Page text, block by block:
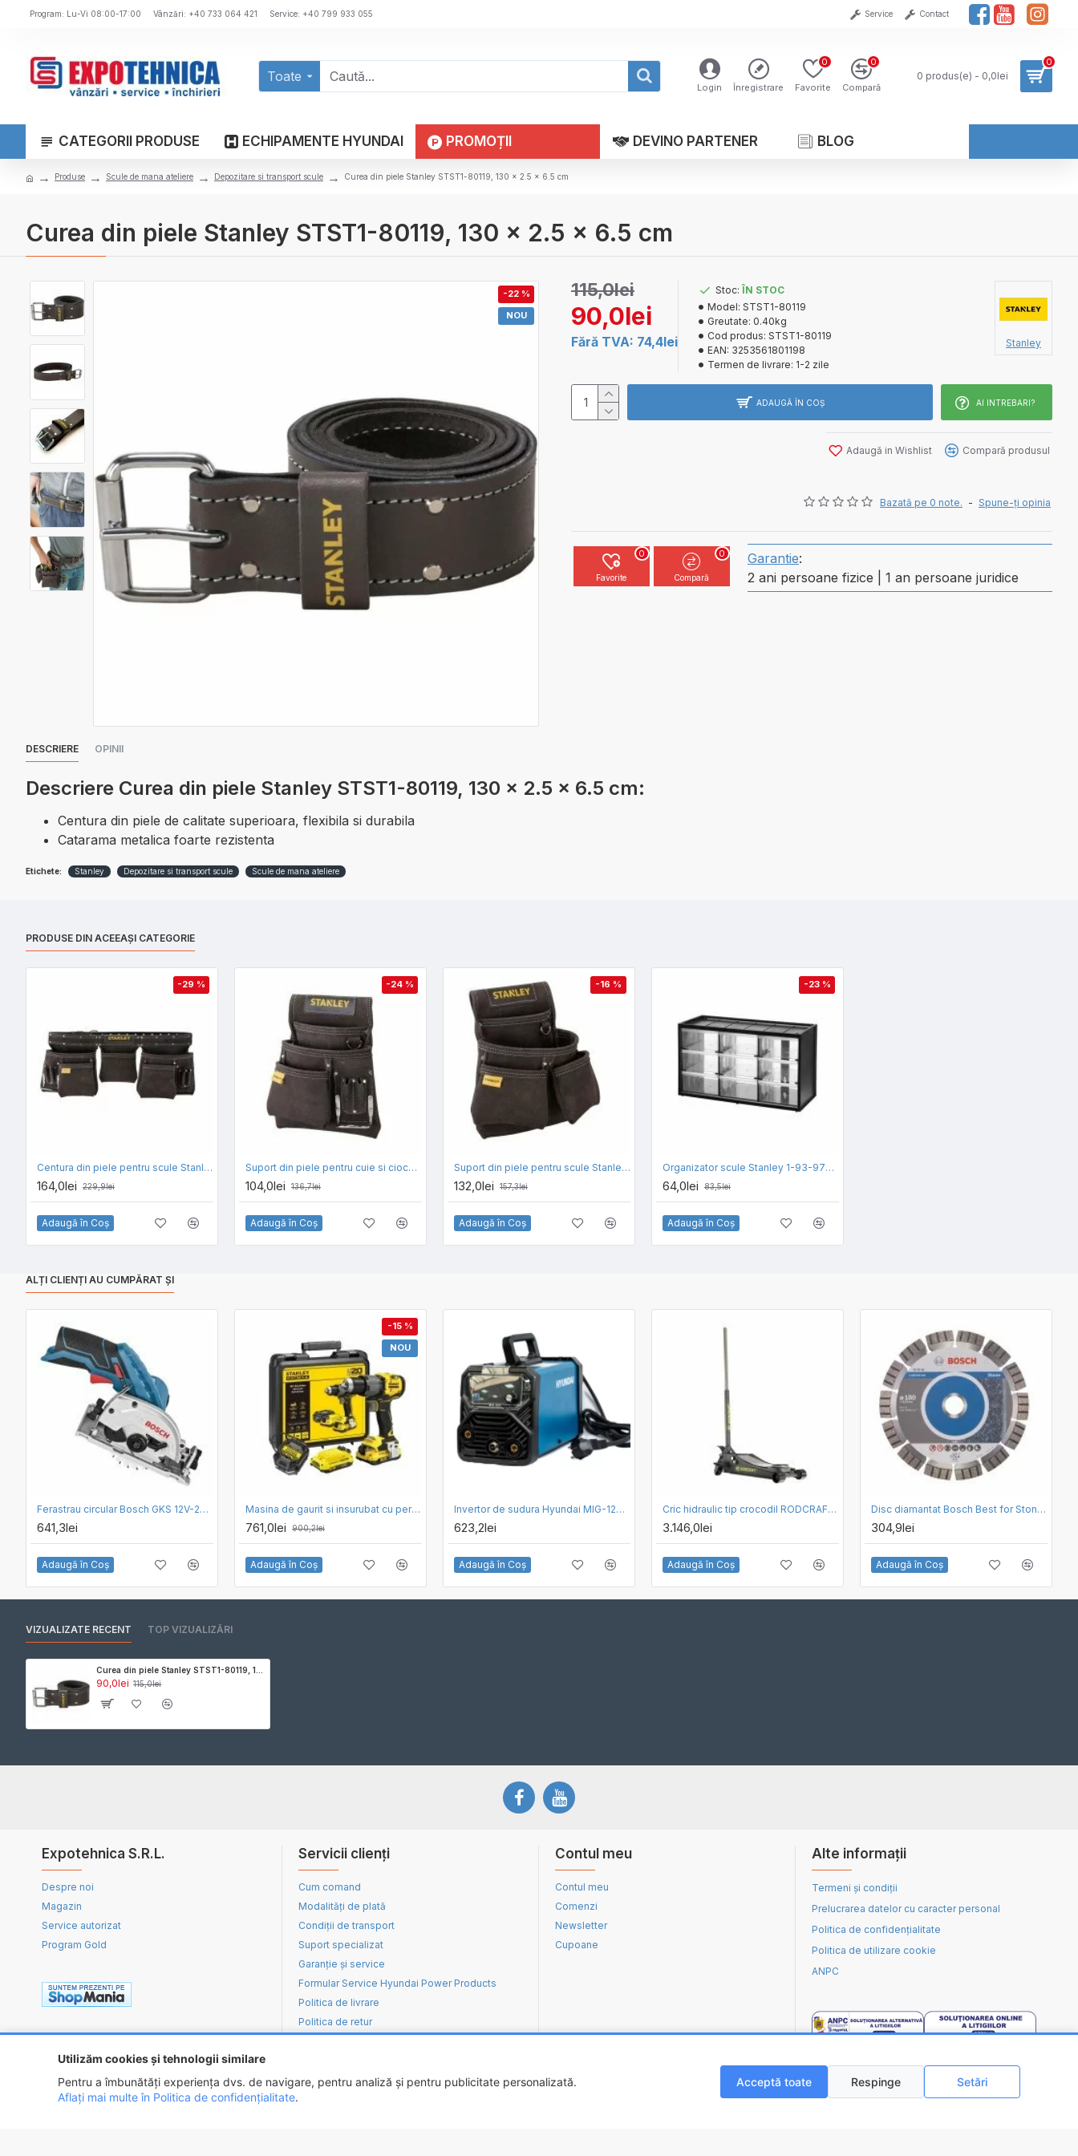
Utilizăm cookies și tehnologii similare
Pentru a îmbunătăți experiența dvs. de navigare, pentru analiză și pentru publicitate personalizată.
Aflați mai multe în Politica de confidențialitate.
Acceptă toate Respinge Setări
Program: Lu-Vi 08:00-17:00 Vânzări: +40 733 064 421 Service: +40 799 933 055 Service Contact
Toate
Login Înregistrare Favorite
0
Compară
0
0 produs(e) - 0,0lei
0
CATEGORII PRODUSE ECHIPAMENTE HYUNDAI PROMOȚII DEVINO PARTENER BLOG
Produse Scule de mana ateliere Depozitare si transport scule Curea din piele Stanley STST1-80119, 130 x 2.5 x 6.5 cm
Curea din piele Stanley STST1-80119, 130 x 2.5 x 6.5 cm
NOU
-22 %
Bazată pe 0 note. - Spune-ţi opinia
90,0lei
115,0lei
Fără TVA: 74,4lei
Stoc: ÎN STOC
Model: STST1-80119
Greutate: 0.40kg
Cod produs: STST1-80119
EAN: 3253561801198
Termen de livrare: 1-2 zile
Stanley
ADAUGĂ ÎN COŞ AI INTREBARI?
Adaugă in Wishlist Compară produsul
Favorite
0
Compară
0 Garantie:
2 ani persoane fizice | 1 an persoane juridice
DESCRIERE OPINII
Descriere Curea din piele Stanley STST1-80119, 130 x 2.5 x 6.5 cm:
Centura din piele de calitate superioara, flexibila si durabila
Catarama metalica foarte rezistenta
Etichete: Stanley Depozitare si transport scule Scule de mana ateliere
PRODUSE DIN ACEEAȘI CATEGORIE
-29 %
Centura din piele pentru scule Stanley STST1-80113
164,0lei 229,9lei
Adaugă în Coş
-24 %
Suport din piele pentru cuie si ciocan Stanley STST1-80114
104,0lei 136,7lei
Adaugă în Coş
-16 %
Suport din piele pentru scule Stanley STST1-80116
132,0lei 157,3lei
Adaugă în Coş
-23 %
Organizator scule Stanley 1-93-978, 9 sertare
64,0lei 83,5lei
Adaugă în Coş
ALȚI CLIENȚI AU CUMPĂRAT ȘI
Ferastrau circular Bosch GKS 12V-26 - SOLO
641,3lei
Adaugă în Coş
NOU
-15 %
Masina de gaurit si insurubat cu percutie cu acumulator 18V Stanley SFMCD726D2K-QW, motor fara perii, mandrina metalica, iluminare LED, 80nM, 2 x acumulator 2.0 Ah, incarcator si valiza transport
761,0lei 900,2lei
Adaugă în Coş
Invertor de sudura Hyundai MIG-120T, 120A, display digital, functie hot start si anti stick
623,2lei
Adaugă în Coş
Cric hidraulic tip crocodil RODCRAFT RH216
3.146,0lei
Adaugă în Coş
Disc diamantat Bosch Best for Stone 150 x 2.4
304,9lei
Adaugă în Coş
VIZUALIZATE RECENT TOP VIZUALIZĂRI
90,0lei 115,0lei
Expotehnica S.R.L.
Despre noi
Magazin
Service autorizat
Program Gold
Servicii clienți
Cum comand
Modalități de plată
Condiții de transport
Suport specializat
Garanție și service
Formular Service Hyundai Power Products
Politica de livrare
Politica de retur
Contul meu
Contul meu
Comenzi
Newsletter
Cupoane
Alte informații
Termeni și condiții
Prelucrarea datelor cu caracter personal
Politica de confidențialitate
Politica de utilizare cookie
ANPC
Copyright ©2026 - EXPOTEHNICA S.R.L.